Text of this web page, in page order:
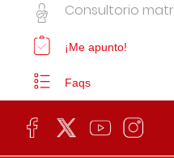
Consultorio
¡Me apunto!
Faqs